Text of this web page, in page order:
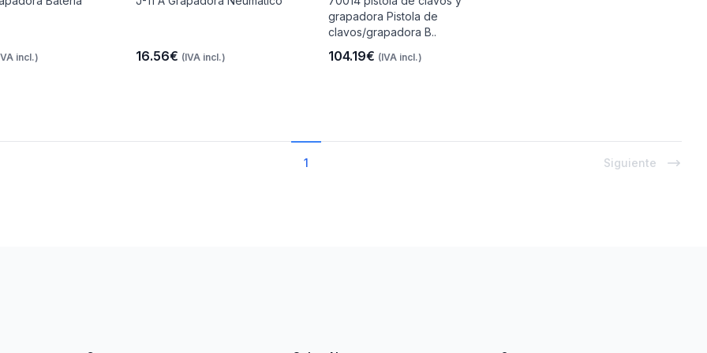
incl.) 16.56€ (IVA incl.)
grapadora Pistola de
clavos/grapadora B..
104.19€ (IVA incl.)
1 Siguiente